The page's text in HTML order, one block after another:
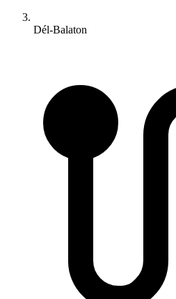
Dél-Balaton